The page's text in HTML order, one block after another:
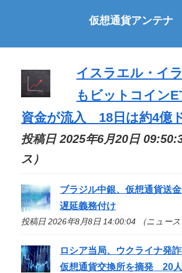
仮想通貨アンテナ
イスラエル・イ
もビットコイン
資金が流入 18日は約4億
投稿日 2025年6月20日
ス）
ブラジル中銀、仮想通貨送
遅延義務付け
投稿日 2026年8月8日 14:00:04 （ニュース
ロシア当局、ウクライナ発
仮想通貨交換所を摘発 20